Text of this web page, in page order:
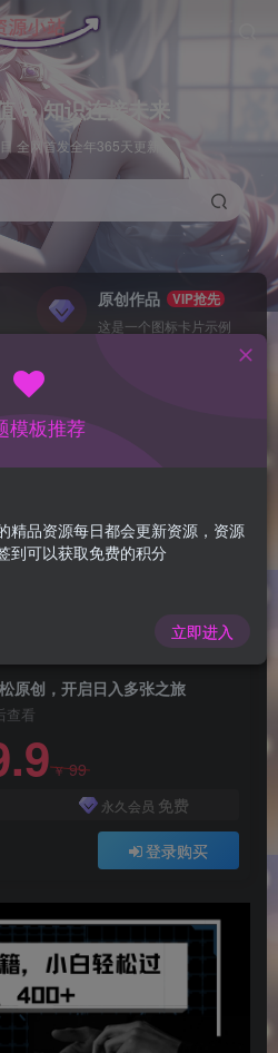
∞ 知识连接未来
全网首发全年365天更新
原创作品
VIP抢先
这是一个图标卡片示例
轻松原创，开启日入多张
57
原创，开启日入多张之旅
查看
￥99
永久会员 免费
登录购买
模板推荐
精品资源每日都会更新资源，资源
到可以获取免费的积分
立即进入